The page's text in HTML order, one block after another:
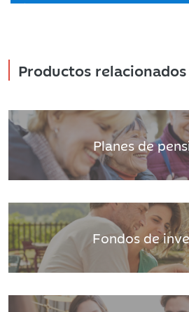
Productos relacionados
Planes de
Fondos de